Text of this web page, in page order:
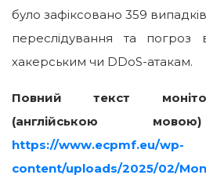
було зафіксовано 359
переслідування та погроз
хакерським чи DDoS-атакам.
Повний текст
(англійською
https://www.ecpmf.eu/wp-
content/uploads/2025/02/